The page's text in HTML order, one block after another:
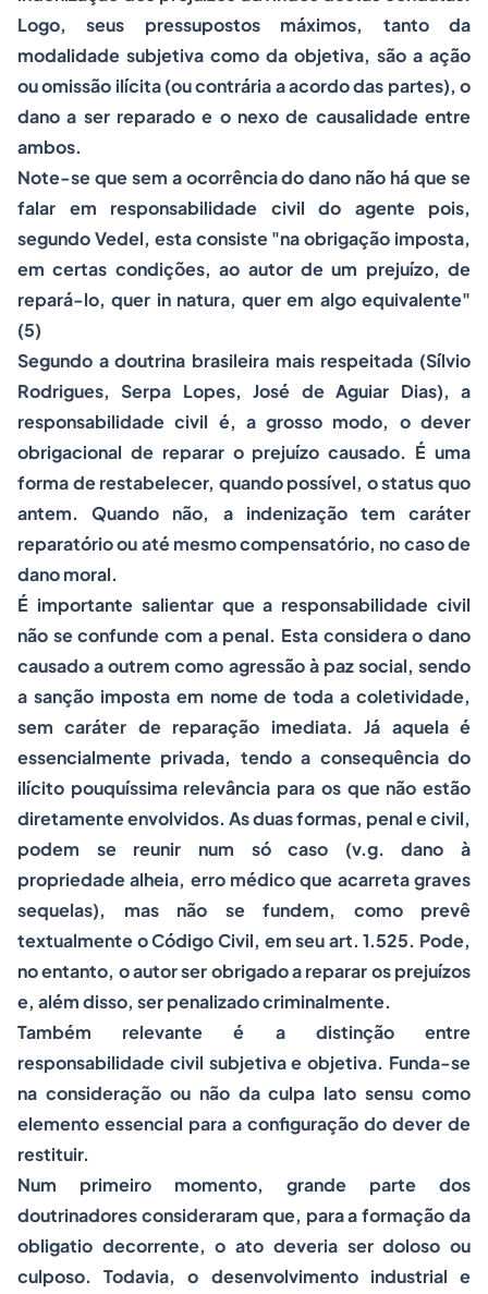
Logo, seus pressupostos máximos, tanto da
modalidade subjetiva como da objetiva, são a ação
ou omissão ilícita (ou contrária a acordo das partes), o
dano a ser reparado e o nexo de causalidade entre
ambos.
Note-se que sem a ocorrência do dano não há que se
falar em responsabilidade civil do agente pois,
segundo Vedel, esta consiste "na obrigação imposta,
em certas condições, ao autor de um prejuízo, de
repará-lo, quer in natura, quer em algo equivalente"
(5)
Segundo a doutrina brasileira mais respeitada (Sílvio
Rodrigues, Serpa Lopes, José de Aguiar Dias), a
responsabilidade civil é, a grosso modo, o dever
obrigacional de reparar o prejuízo causado. É uma
forma de restabelecer, quando possível, ostatus quo
antem. Quando não, a indenização tem caráter
reparatório ou até mesmo compensatório, no caso de
dano moral.
É importante salientar que a responsabilidade civil
não se confunde com a penal. Esta considera o dano
causado a outrem como agressão à paz social, sendo
a sanção imposta em nome de toda a coletividade,
sem caráter de reparação imediata. Já aquela é
essencialmente privada, tendo a consequência do
ilícito pouquíssima relevância para os que não estão
diretamente envolvidos. As duas formas, penal e civil,
podem se reunir num só caso (v.g. dano à
propriedadealheia, erro médico que acarreta graves
sequelas), mas não se fundem, como prevê
textualmente o Código Civil, em seu art. 1.525. Pode,
no entanto, o autor ser obrigado a reparar os prejuízos
e, além disso, ser penalizado criminalmente.
Também relevante é a distinção entre
responsabilidade civil subjetiva e objetiva. Funda-se
na consideração ou não da culpa lato sensu como
elemento essencial para a configuração do dever de
restituir.
Num primeiro momento, grande parte dos
doutrinadores consideraram que, para a formação da
obligatio decorrente, o ato deveria ser doloso ou
culposo. Todavia, o desenvolvimento industrial e